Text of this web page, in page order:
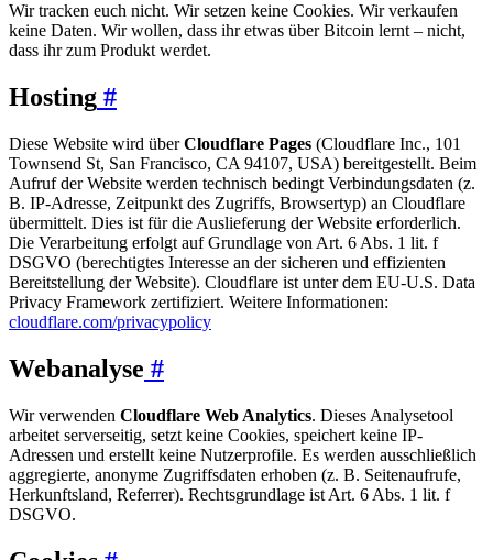
Wir tracken euch nicht. Wir setzen keine Cookies. Wir verkaufen
keine Daten. Wir wollen, dass ihr etwas über Bitcoin lernt – nicht,
dass ihr zum Produkt werdet.
Hosting #
Diese Website wird überCloudflare Pages (Cloudflare Inc., 101
Townsend St, San Francisco, CA 94107, USA) bereitgestellt. Beim
Aufruf der Website werden technisch bedingt Verbindungsdaten (z.
B. IP-Adresse, Zeitpunkt des Zugriffs, Browsertyp) an Cloudflare
übermittelt. Dies ist für die Auslieferung der Website erforderlich.
Die Verarbeitung erfolgt auf Grundlage von Art. 6 Abs. 1 lit. f
DSGVO (berechtigtes Interesse an der sicheren und effizienten
Bereitstellung der Website). Cloudflare ist unter dem EU-U.S. Data
Privacy Framework zertifiziert. Weitere Informationen:
cloudflare.com/privacypolicy
Webanalyse #
Wir verwenden Cloudflare Web Analytics. Dieses Analysetool
arbeitet serverseitig, setzt keine Cookies, speichert keine IP-
Adressen und erstellt keine Nutzerprofile. Es werden ausschließlich
aggregierte, anonyme Zugriffsdaten erhoben (z. B. Seitenaufrufe,
Herkunftsland, Referrer). Rechtsgrundlage ist Art. 6 Abs. 1 lit. f
DSGVO.